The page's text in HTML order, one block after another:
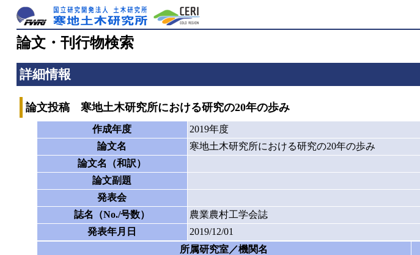
論文・刊行物検索
詳細情報
論文投稿 寒地土木研究所における研究の20年の歩み
作成年度
2019年度
論文名
寒地土木研究所における研究の20年の歩み
論文名（和訳）
論文副題
発表会
誌名（No./号数）
農業農村工学会誌
発表年月日
2019/12/01
所属研究室／機関名